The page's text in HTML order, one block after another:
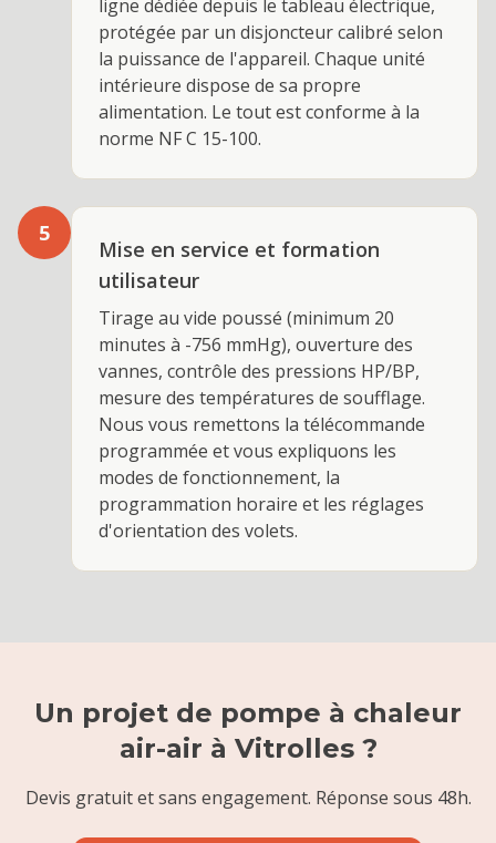
ligne dédiée depuis le tableau électrique,
protégée par un disjoncteur calibré selon
la puissance de l'appareil. Chaque unité
intérieure dispose de sa propre
alimentation. Le tout est conforme à la
norme NF C 15-100.
5
Mise en service et formation
utilisateur
Tirage au vide poussé (minimum 20
minutes à -756 mmHg), ouverture des
vannes, contrôle des pressions HP/BP,
mesure des températures de soufflage.
Nous vous remettons la télécommande
programmée et vous expliquons les
modes de fonctionnement, la
programmation horaire et les réglages
d'orientation des volets.
Un projet de pompe à chaleur
air-air à Vitrolles?
Devis gratuit et sans engagement. Réponse sous 48h.